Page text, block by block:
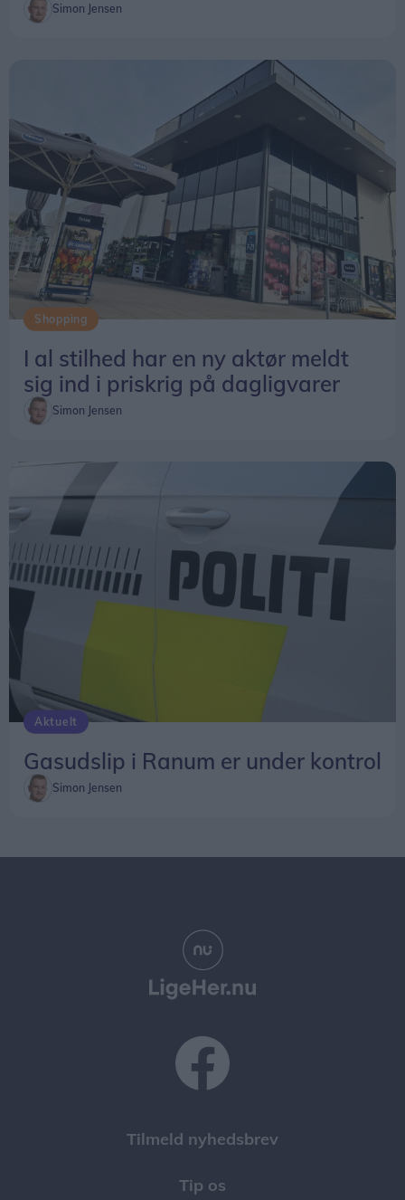
Simon Jensen
Shopping
I al stilhed har en ny aktør meldt
sig ind i priskrig på dagligvarer
Simon Jensen
Aktuelt
Gasudslip i Ranum er under kontrol
Simon Jensen
Tilmeld nyhedsbrev
Tip os